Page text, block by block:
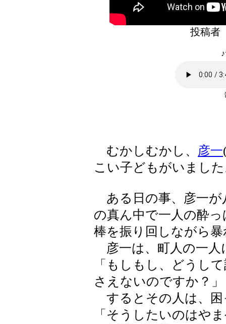
投稿
むかしむかし、 彦一
こい子どもがいまし
ある日の事、彦一が
の真ん中で一人の酔
棒を振り回しながら
彦一は、町人の一人
「もしもし、どうし
さえないのですか？」
するとその人は、困
「そうしたいのはや